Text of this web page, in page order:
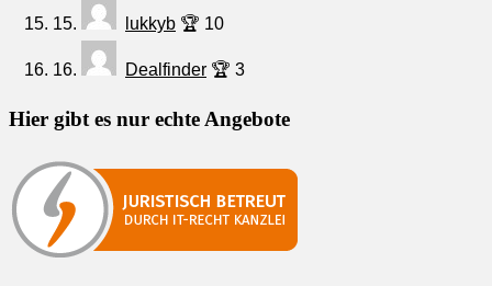
15. lukkyb 🏆 10
16. Dealfinder 🏆 3
Hier gibt es nur echte Angebote